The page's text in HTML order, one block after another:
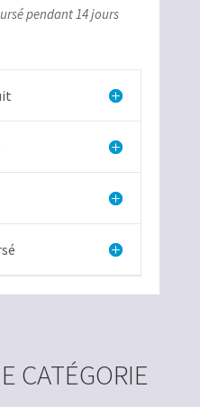
pendant 14 jours
CATÉGORIE